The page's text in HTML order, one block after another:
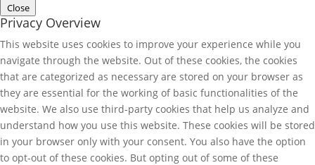
Close
Privacy Overview
This website uses cookies to improve your experience while you
navigate through the website. Out of these cookies, the cookies
that are categorized as necessary are stored on your browser as
they are essential for the working of basic functionalities of the
website. We also use third-party cookies that help us analyze and
understand how you use this website. These cookies will be stored
in your browser only with your consent. You also have the option
to opt-out of these cookies. But opting out of some of these